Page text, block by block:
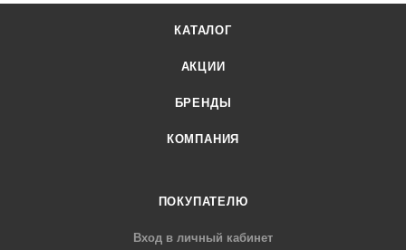
КАТАЛОГ
АКЦИИ
БРЕНДЫ
КОМПАНИЯ
ПОКУПАТЕЛЮ
Вход в личный кабинет